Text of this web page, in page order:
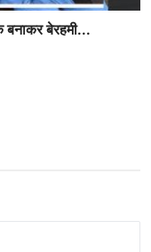
बेरहमी...